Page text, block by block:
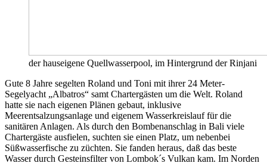
der hauseigene Quellwasserpool, im Hintergrund der Rinjani
Gute 8 Jahre segelten Roland und Toni mit ihrer 24 Meter-
Segelyacht „Albatros“ samt Chartergästen um die Welt. Roland
hatte sie nach eigenen Plänen gebaut, inklusive
Meerentsalzungsanlage und eigenem Wasserkreislauf für die
sanitären Anlagen. Als durch den Bombenanschlag in Bali viele
Chartergäste ausfielen, suchten sie einen Platz, um nebenbei
Süßwasserfische zu züchten. Sie fanden heraus, daß das beste
Wasser durch Gesteinsfilter von Lombok´s Vulkan kam. Im Norden